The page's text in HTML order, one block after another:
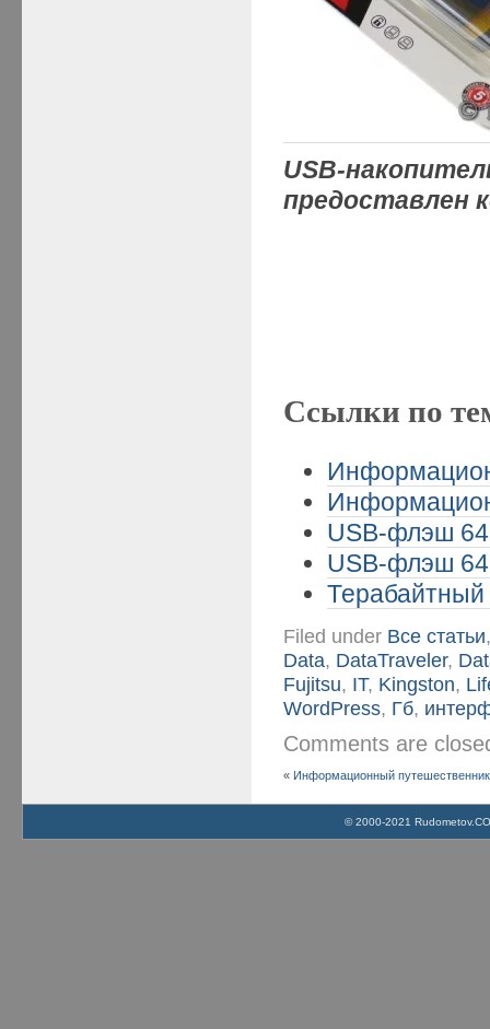
USB-
предоставлен
Ссылки по
USB-флэш 64
USB-флэш 64
Терабайтный
Filed under Все статьи
Data, DataTraveler,
Fujitsu, IT, Kingston,
WordPress, Гб,
Comments are
« Информационный
© 2000-2021